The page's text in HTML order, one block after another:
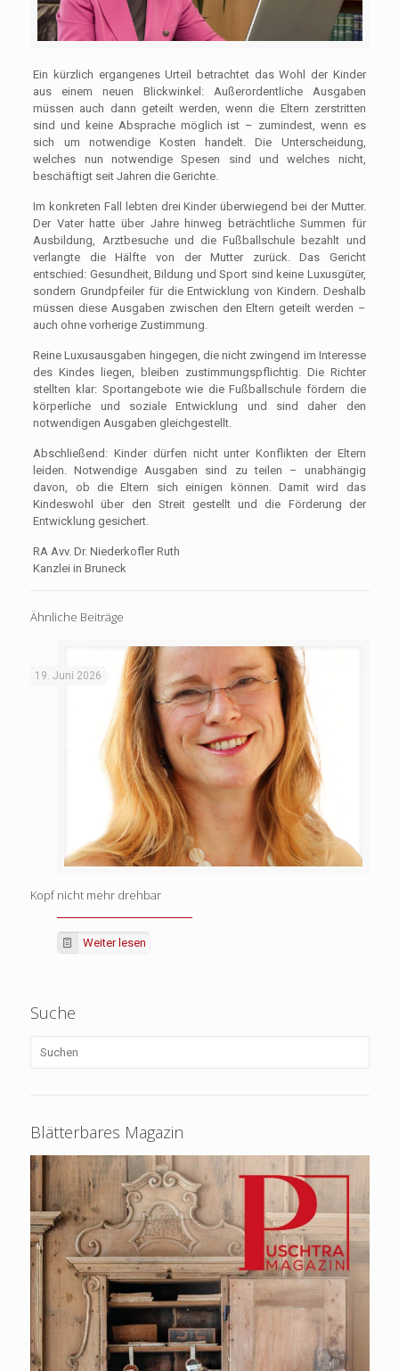
Ein kürzlich ergangenes Urteil betrachtet das Wohl der Kinder
aus einem neuen Blickwinkel: Außerordentliche Ausgaben
müssen auch dann geteilt werden, wenn die Eltern zerstritten
sind und keine Absprache möglich ist – zumindest, wenn es
sich um notwendige Kosten handelt. Die Unterscheidung,
welches nun notwendige Spesen sind und welches nicht,
beschäftigt seit Jahren die Gerichte.
Im konkreten Fall lebten drei Kinder überwiegend bei der Mutter.
Der Vater hatte über Jahre hinweg beträchtliche Summen für
Ausbildung, Arztbesuche und die Fußballschule bezahlt und
verlangte die Hälfte von der Mutter zurück. Das Gericht
entschied: Gesundheit, Bildung und Sport sind keine Luxusgüter,
sondern Grundpfeiler für die Entwicklung von Kindern. Deshalb
müssen diese Ausgaben zwischen den Eltern geteilt werden –
auch ohne vorherige Zustimmung.
Reine Luxusausgaben hingegen, die nicht zwingend im Interesse
des Kindes liegen, bleiben zustimmungspflichtig. Die Richter
stellten klar: Sportangebote wie die Fußballschule fördern die
körperliche und soziale Entwicklung und sind daher den
notwendigen Ausgaben gleichgestellt.
Abschließend: Kinder dürfen nicht unter Konflikten der Eltern
leiden. Notwendige Ausgaben sind zu teilen – unabhängig
davon, ob die Eltern sich einigen können. Damit wird das
Kindeswohl über den Streit gestellt und die Förderung der
Entwicklung gesichert.
RA Avv. Dr. Niederkofler Ruth
Kanzlei in Bruneck
Ähnliche Beiträge
19. Juni 2026
Kopf nicht mehr drehbar
Weiter lesen
Suche
Blätterbares Magazin